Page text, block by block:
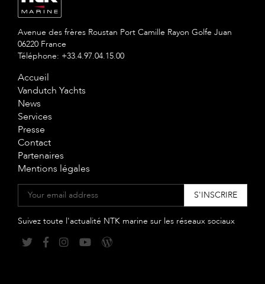
Avenue des frères Roustan Port Camille Rayon Golfe Juan
06220 France
Téléphone: +33.4.97.04.15.00
Accueil
Vandutch Yachts
News
Services
Presse
Contact
Partenaires
Mentions légales
Suivez toute l'actualité NTK marine sur les réseaux sociaux